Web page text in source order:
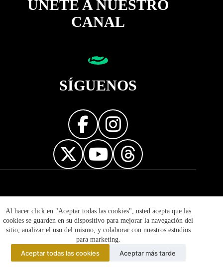
Al hacer click en "Aceptar todas las cookies", usted acepta que las
cookies se guarden en su dispositivo para mejorar la navegación del
sitio, analizar el uso del mismo, y colaborar con nuestros estudios
para marketing.
Aceptar todas las cookies Aceptar más tarde
ÚNETE A NUESTRO
CANAL
SÍGUENOS
© 2026 Mujer Informa - Prohibida la reproducción total o